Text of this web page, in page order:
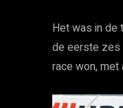
Het was in de
de eerste zes
race won, met